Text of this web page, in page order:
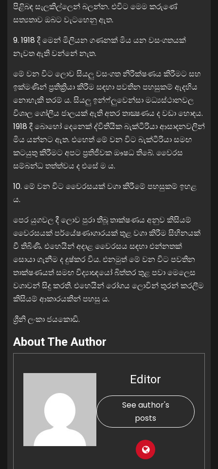
පිළිබඳ සැලකිල්ලෙන් බලන්න. එවිට මෙම කරුණේ
සත්‍යතාව ඔබට වැටහෙනු ඇත.
9. 1918 දී මෙන් මිලියන ගණනක් මිය යන වසංගතයක්
නැවත ඇති වන්නේ නැත.
මේ වන විට ලොව සියලු වසංගත නිරීක්ෂණය කිරීමට සහ
ඉක්මණින් ප්‍රතික්‍රියා කිරීම සඳහා පවතින පහසුකම් ඇදහිය
නොහැකි තරම් ය. සියලු ඉන්ෆ්ලුවෙන්සා මධ්‍යස්ථානවල
විශාල ගෝලීය ජාලයක් ඇති අතර තාක්‍ෂණය ද වඩා හොඳය.
1918 දී බොහෝ දෙනෙක් ද්විතියික බැක්ටීරියා ආසාදනවලින්
මිය යන්නට ඇත. එහෙත් මේ වන විට බැක්ටීරියා සමඟ
කටයුතු කිරීමට අපට ප්‍රතිජීවක ඖෂධ තිබේ. වෛරස
සම්බන්ධ තත්ත්වය ද එසේ ම ය.
10. මේ වන විට වෛරසයක් වගා කිරීමේ පහසුකම් ඉහළ
ය.
පෙර යුගවල දී ලොව පුරා තිබූ තාක්ෂණය අනුව කිසියම්
වෛරසයක් පර්යේෂණාගාරයක් තුළ වගා කිරීම සිහිනයක්
වී තිබිණි. එහෙයින් අදාළ වෛරසය සඳහා එන්නතක්
සොයා ගැනීම ද දුෂ්කර විය. එනමුත් මේ වන විට පවතින
තාක්ෂණයත් සමඟ විද්‍යාඥයෝ බිත්තර තුළ පවා මෙලෙස
වගාවන් සිදු කරති. එහෙයින් රෝගය ලොවින් තුරන් කරලීම
කිසියම් ආකාරයකින් පහසු ය.
ශ්‍රීනි ලංකා ජයකොඩි.
About The Author
Editor
See author's
posts